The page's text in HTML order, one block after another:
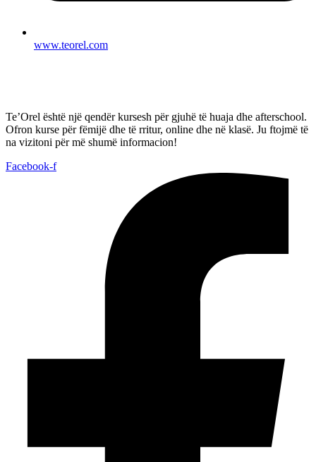
www.teorel.com
Te’Orel është një qendër kursesh për gjuhë të huaja dhe afterschool.
Ofron kurse për fëmijë dhe të rritur, online dhe në klasë. Ju ftojmë të
na vizitoni për më shumë informacion!
Facebook-f